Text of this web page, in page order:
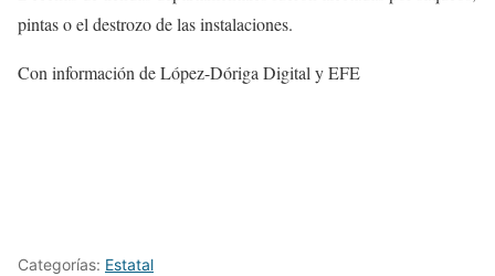
pintas o el destrozo de las instalaciones.
Con información de López-Dóriga Digital y EFE
Categorías: Estatal